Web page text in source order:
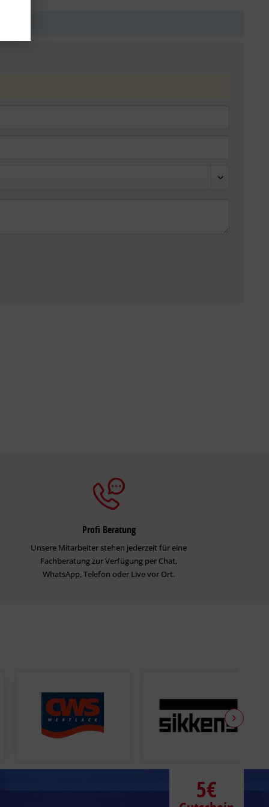
Profi Beratung
Unsere Mitarbeiter stehen jederzeit für eine
Fachberatung zur Verfügung per Chat,
WhatsApp, Telefon oder Live vor Ort.
5€